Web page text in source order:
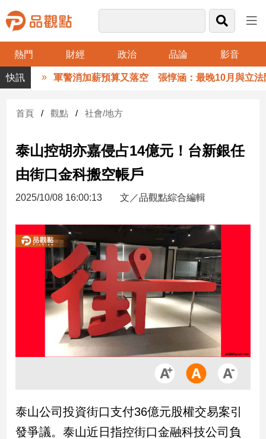
熱門 財經 政治 品論 影音
品
觀
財
台
財
新
產
經/
品
政
治
軍警消加薪預算又落空 張惇涵：最晚10月與立法院
首頁 觀點 社會/地方
泰山控胡亦嘉侵占14億元！台新銀任
由街口金科搬空帳戶
2025/10/08 16:00:13 文／品觀點綜合編輯
泰山公司投資街口支付36億元股權交易案引
發爭議。泰山近日指控街口金融科技公司負